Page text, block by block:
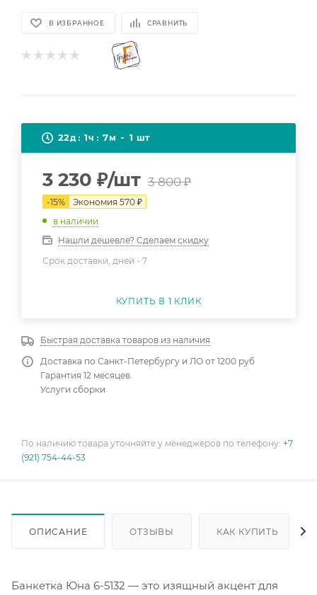
В ИЗБРАННОЕ СРАВНИТЬ
22д 1ч 7м 1 шт
3 230 ₽/шт 3 800₽
-15% Экономия 570 ₽
в наличии
Нашли дешевле? Сделаем скидку
Срок доставки, дней - 7
КУПИТЬ В 1 КЛИК
Быстрая доставка товаров из наличия
Доставка по Санкт-Петербургу и ЛО от 1200 руб
Гарантия 12 месяцев.
Услуги сборки
По наличию товара уточняйте у менеджеров по телефону: +7
(921) 754-44-53
ОПИСАНИЕ ОТЗЫВЫ КАК КУПИТЬ
Банкетка Юна 6-5132 — это изящный акцент для